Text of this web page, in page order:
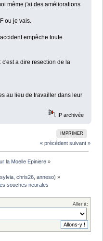
même j'ai des améliorations
ou je vais.
empêche toute
a dire resection de la
au lieu de travailler dans leur
IP archivée
IMPRIMER
« précédent suivant »
la Moelle Epiniere »
,sylvia ,chris26 ,anneso) »
souches neurales
Aller à: